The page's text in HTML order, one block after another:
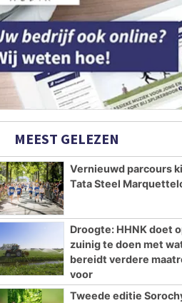
MEEST GELEZEN
Vernieuwd parcours
Tata Steel
Droogte: HHNK doet
zuinig te doen met
bereidt verdere
voor
Tweede editie